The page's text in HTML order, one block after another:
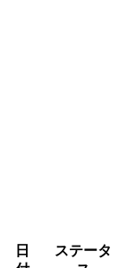
日
ステータ